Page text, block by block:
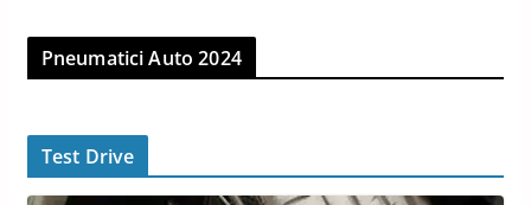
Pneumatici Auto 2024
Test Drive